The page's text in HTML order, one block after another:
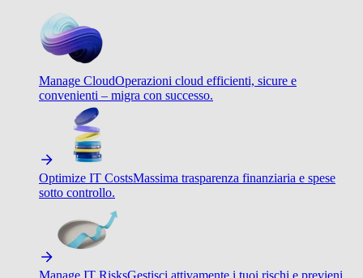
Manage CloudOperazioni cloud efficienti, sicure e
convenienti – migra con successo.
Optimize IT CostsMassima trasparenza finanziaria e spese
sotto controllo.
Manage IT RisksGestisci attivamente i tuoi rischi e previeni